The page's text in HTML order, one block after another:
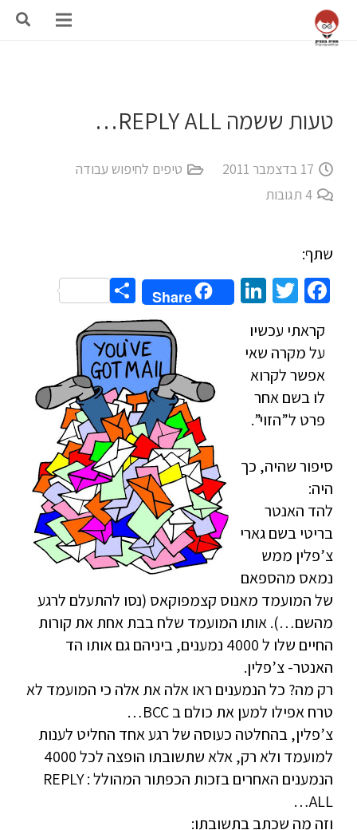
טעות ששמה REPLY ALL…
17 בדצמבר 2011
טיפים לחיפוש עבודה
4 תגובות
שתף:
Facebook
Twitter
LinkedIn
Share
Share
קראתי עכשיו
על מקרה שאי
אפשר לקרוא
לו בשם אחר
פרט ל”הזוי”.
סיפור שהיה, כך
היה:
להד האנטר
בריטי בשם גארי
צ’פלין ממש
נמאס מהספאם
של המועמד מאנוס קצמפוקאס (נסו להתעלם לרגע
מהשם…). אותו המועמד שלח בבת אחת את קורות
החיים שלו ל 4000 נמענים, ביניהם גם אותו הד
האנטר- צ’פלין.
רק מה? כל הנמענים ראו אלה את אלה כי המועמד לא
טרח אפילו למען את כולם ב BCC…
צ’פלין, בהחלטה כעוסה של רגע אחד החליט לענות
למועמד ולא רק, אלא שתשובתו הופצה לכל 4000
הנמענים האחרים בזכות הכפתור המהולל : REPLY
ALL…
וזה מה שכתב בתשובתו: